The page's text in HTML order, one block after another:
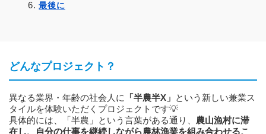
最後に
どんなプロジェクト？
異なる業界・年齢の社会人に 「半農半X」 という新しい兼業ス
タイルを体験いただくプロジェクトです💡
具体的には、「半農」という言葉がある通り、 農山漁村に滞
在し、自分の仕事を継続しながら農林漁業を組み合わせるこ